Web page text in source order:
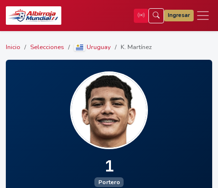
Ingresar
Inicio Selecciones Uruguay K. Martínez
1
Portero